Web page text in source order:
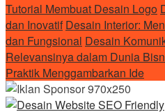
Tutorial Membuat Desain Logo
dan Inovatif Desain Interior:
dan Fungsional Desain
Relevansinya dalam Dunia
Praktik Menggambarkan Ide